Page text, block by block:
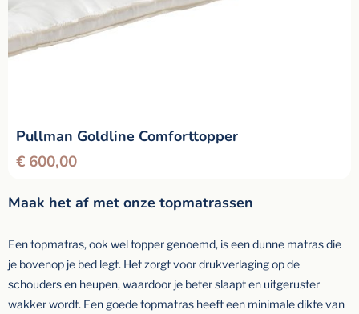
Maak het af met onze topmatrassen
Een topmatras, ook wel topper genoemd, is een dunne matras die
je bovenop je bed legt. Het zorgt voor drukverlaging op de
schouders en heupen, waardoor je beter slaapt en uitgeruster
wakker wordt. Een goede topmatras heeft een minimale dikte van
Pullman Goldline Comforttopper
€ 600,00